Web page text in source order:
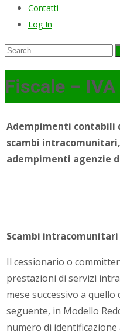
Contatti
Log In
Search
Fiscale –
Adempimenti contabili
scambi
adempimenti agenzie
Scambi
Il cessionario o
prestazioni di servizi
mese successivo a
seguente, in Modello
numero di